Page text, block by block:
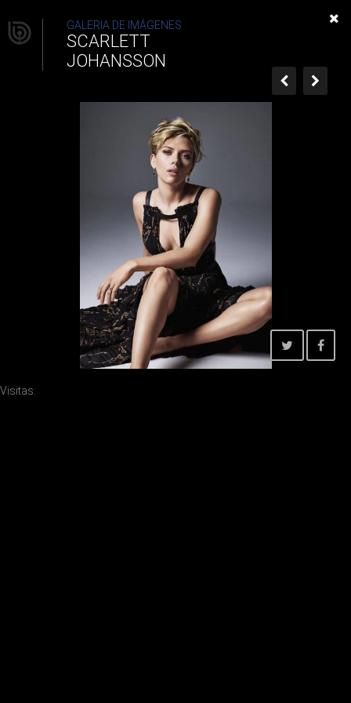
Scarlett Johansson
GALERIA DE IMÁGENES
SCARLETT
JOHANSSON
Visitas: